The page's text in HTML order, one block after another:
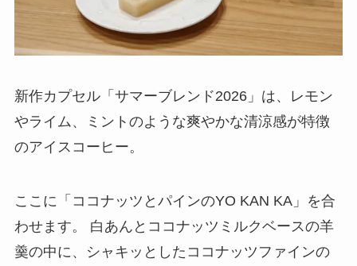
新作カプセル「サマーブレンド2026」は、レモン
やライム、ミントのような爽やかな清涼感が特徴
のアイスコーヒー。
ここに「ココナッツとパインのYO KAN KA」を合
わせます。 白あんとココナッツミルクベースの羊
羹の中に、シャキッとしたココナッツファインの